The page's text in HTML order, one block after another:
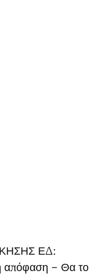
ΕΔ:
απόφαση – Θα το